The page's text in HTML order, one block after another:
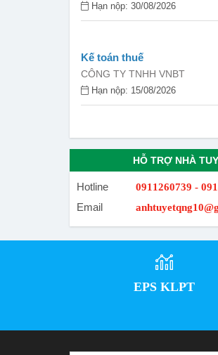
Hạn nộp: 30/08/2026
Kế toán thuế
CÔNG TY TNHH VNBT
Hạn nộp: 15/08/2026
HỖ TRỢ NHÀ
Hotline 0911260739 -
Email
EPS KLPT